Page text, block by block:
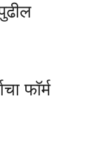
फॉर्म